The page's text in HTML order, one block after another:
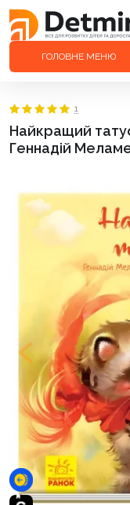
ГОЛОВНЕ МЕНЮ
Найкращий
Геннадій
1